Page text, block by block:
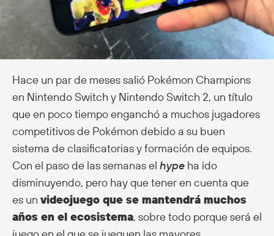
Hace un par de meses salió Pokémon Champions
en Nintendo Switch y Nintendo Switch 2, un título
que en poco tiempo enganchó a muchos jugadores
competitivos de Pokémon debido a su buen
sistema de clasificatorias y formación de equipos.
Con el paso de las semanas el hype ha ido
disminuyendo, pero hay que tener en cuenta que
es un videojuego que se mantendrá muchos
años en el ecosistema, sobre todo porque será el